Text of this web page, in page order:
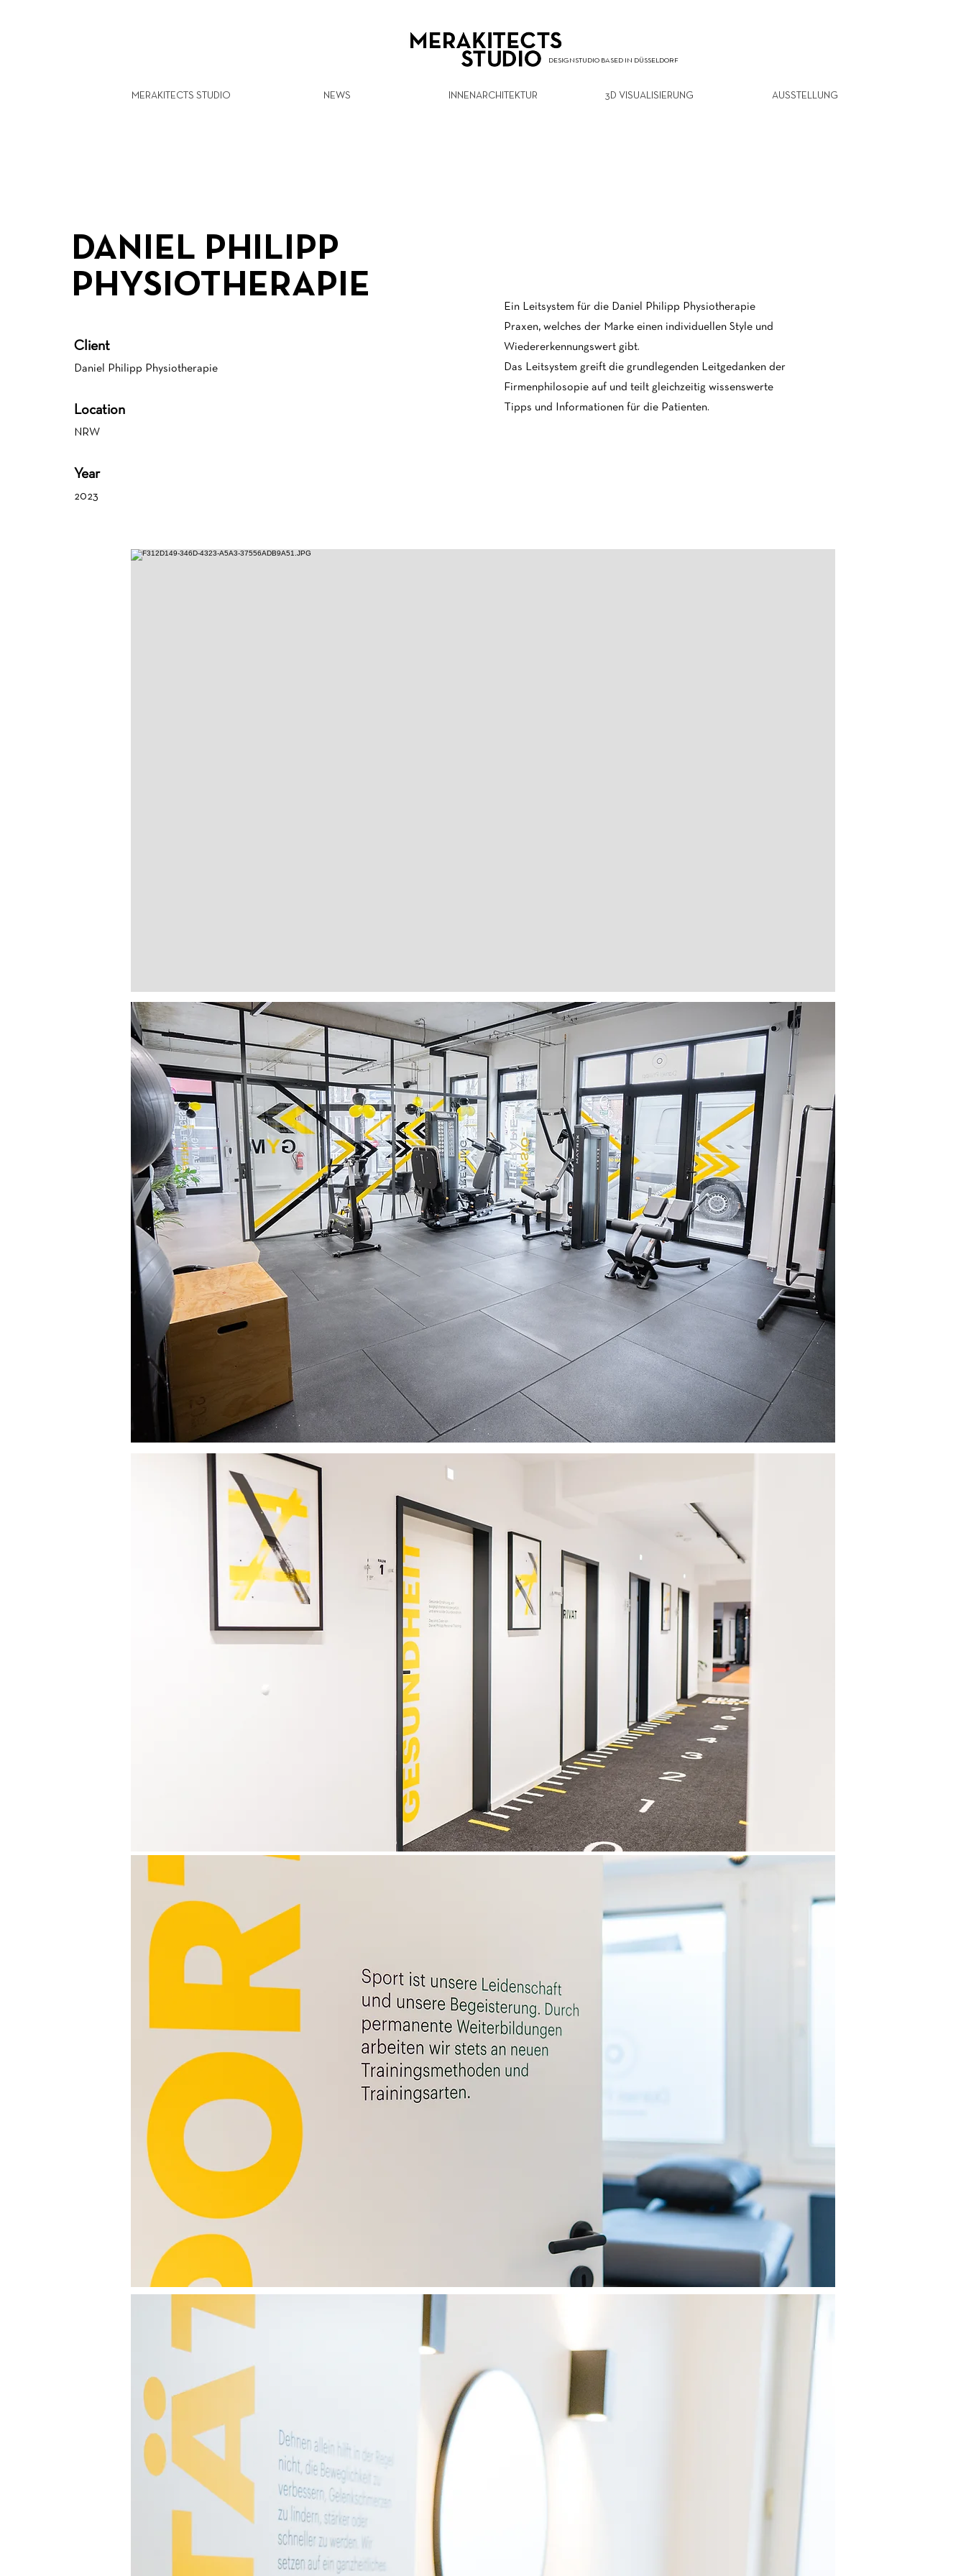
DESIGNSTUDIO BASED IN DÜSSELDORF
MERAKITECTS STUDIO NEWS INNENARCHITEKTUR 3D VISUALISIERUNG AUSSTELLUNG
DANIEL PHILIPP
PHYSIOTHERAPIE
Client
Daniel Philipp Physiotherapie
Location
NRW
Year
2023
Ein Leitsystem für die Daniel Philipp Physiotherapie
Praxen, welches der Marke einen individuellen Style und
Wiedererkennungswert gibt.
Das Leitsystem greift die grundlegenden Leitgedanken der
Firmenphilosopie auf und teilt gleichzeitig wissenswerte
Tipps und Informationen für die Patienten.